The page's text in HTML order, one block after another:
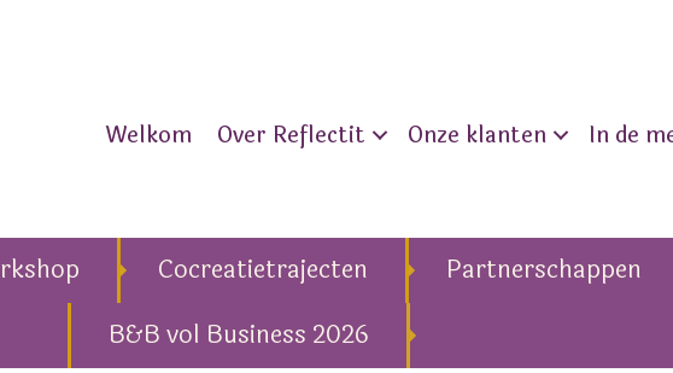
Welkom Over Reflectit Onze klanten In de
Cocreatietrajecten
Partnerschappen
B&B vol Business 2026